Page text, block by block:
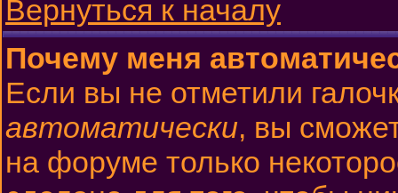
Вернуться к началу
Почему меня
Если вы не отметили
автоматически, вы
на форуме только